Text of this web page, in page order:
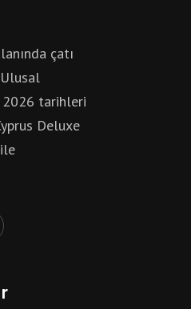
çatı
2026 tarihleri
Deluxe